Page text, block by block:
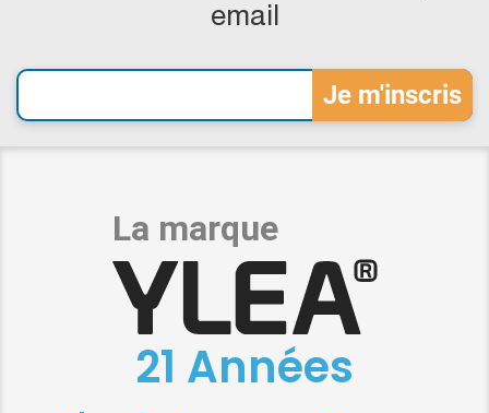
email
21 Années